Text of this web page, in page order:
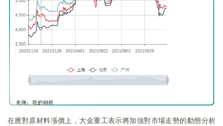
在應對原材料漲價上，大金重工表示將加強對市場走勢的動態分析